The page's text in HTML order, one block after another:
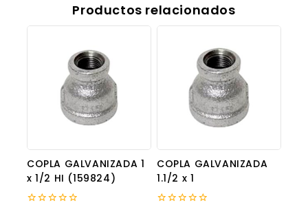
Productos relacionados
COPLA GALVANIZADA 1
x 1/2 HI (159824)
COPLA GALVANIZADA
1.1/2 x 1